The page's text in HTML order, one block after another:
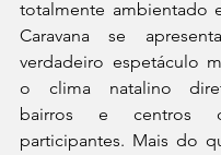
totalmente ambientado
Caravana se
verdadeiro espetáculo
o clima natalino
bairros e centros
participantes. Mais do